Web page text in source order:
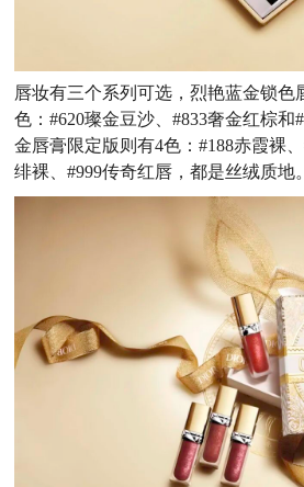
唇妆有三个系列可选，烈艳蓝金锁色
色：#620璨金豆沙、#833奢金红棕和
金唇膏限定版则有4色：#188赤霞裸
绯裸、#999传奇红唇，都是丝绒质地。